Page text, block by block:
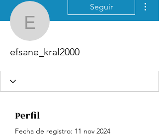
efsane_kral2000
Seguir
efsane_kral2000
Perfil
Fecha de registro: 11 nov 2024